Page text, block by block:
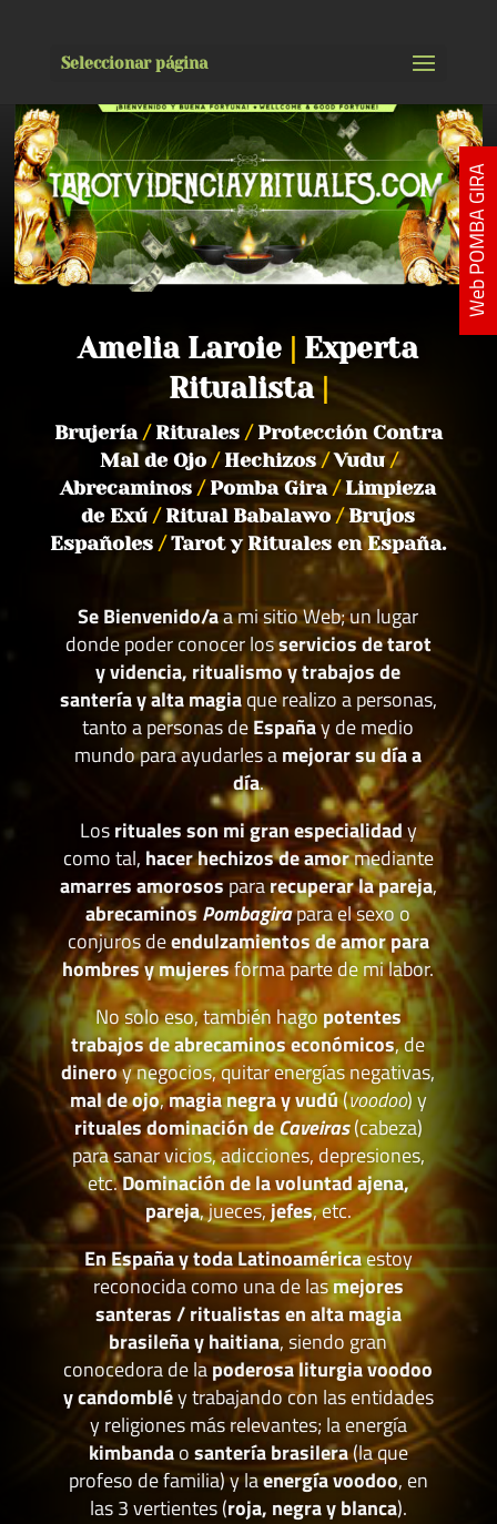
Seleccionar página
Amelia Laroie
Experta
Ritualista
Brujería /Rituales /Protección Contra
Mal de Ojo /Hechizos/Vudu/
Abrecaminos/Pomba Gira/Limpieza
de Exú/Ritual Babalawo/Brujos
Españoles/Tarot y Rituales en España.
Se Bienvenido/aa mi sitio Web; un lugar
donde poder conocer losservicios de tarot
y videncia, ritualismo y trabajos de
santería y alta magiaque realizo a personas,
tanto a personas deEspañay de medio
mundo para ayudarles amejorar su día a
día.
Losrituales son mi gran especialidady
como tal, hacer hechizos de amormediante
amarres amorosospararecuperar la pareja,
abrecaminosPombagirapara el sexo o
conjuros deendulzamientos de amor para
hombres y mujeresforma parte de mi labor.
No solo eso, también hagopotentes
trabajos de abrecaminos económicos, de
dineroy negocios, quitar energías negativas,
mal de ojo,magia negra y vudú(voodoo) y
rituales dominación deCaveiras(cabeza)
para sanar vicios, adicciones, depresiones,
etc.Dominación de la voluntad ajena,
pareja, jueces,jefes, etc.
En España y toda Latinoaméricaestoy
reconocida como una de lasmejores
santeras / ritualistas en alta magia
brasileña y haitiana, siendo gran
conocedora de lapoderosa liturgia voodoo
y candombléy trabajando con las entidades
y religiones más relevantes; la energía
kimbandaosantería brasilera(la que
profeso de familia) y laenergía voodoo, en
las 3 vertientes (roja, negra y blanca).
Web POMBA GIRA